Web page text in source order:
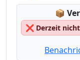
📦
❌ Derzeit